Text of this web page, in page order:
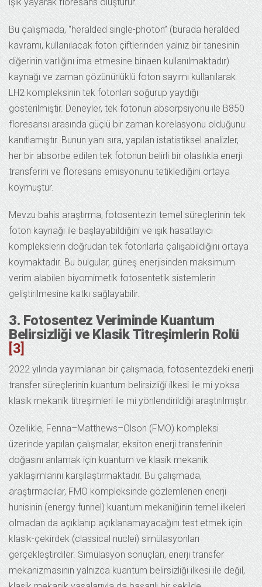
Bu çalışmada, “heralded single-photon” (burada heralded
kavramı, kullanılacak foton çiftlerinden yalnız bir tanesinin
diğerinin varlığını ima etmesine binaen kullanılmaktadır)
kaynağı ve zaman çözünürlüklü foton sayımı kullanılarak
LH2 kompleksinin tek fotonları soğurup yaydığı
gösterilmiştir. Deneyler, tek fotonun absorpsiyonu ile B850
floresansı arasında güçlü bir zaman korelasyonu olduğunu
kanıtlamıştır. Bunun yanı sıra, yapılan istatistiksel analizler,
her bir absorbe edilen tek fotonun belirli bir olasılıkla enerji
transferini ve floresans emisyonunu tetiklediğini ortaya
koymuştur.
Mevzu bahis araştırma, fotosentezin temel süreçlerinin tek
foton kaynağı ile başlayabildiğini ve ışık hasatlayıcı
komplekslerin doğrudan tek fotonlarla çalışabildiğini ortaya
koymaktadır. Bu bulgular, güneş enerjisinden maksimum
verim alabilen biyomimetik fotosentetik sistemlerin
geliştirilmesine katkı sağlayabilir.
3. Fotosentez Veriminde Kuantum
Belirsizliği ve Klasik Titreşimlerin Rolü
[3]
2022 yılında yayımlanan bir çalışmada, fotosentezdeki enerji
transfer süreçlerinin kuantum belirsizliği ilkesi ile mi yoksa
klasik mekanik titreşimleri ile mi yönlendirildiği araştırılmıştır.
Özellikle, Fenna–Matthews–Olson (FMO) kompleksi
üzerinde yapılan çalışmalar, eksiton enerji transferinin
doğasını anlamak için kuantum ve klasik mekanik
yaklaşımlarını karşılaştırmaktadır. Bu çalışmada,
araştırmacılar, FMO kompleksinde gözlemlenen enerji
hunisinin (energy funnel) kuantum mekaniğinin temel ilkeleri
olmadan da açıklanıp açıklanamayacağını test etmek için
klasik-çekirdek (classical nuclei) simülasyonları
gerçekleştirdiler. Simülasyon sonuçları, enerji transfer
mekanizmasının yalnızca kuantum belirsizliği ilkesi ile değil,